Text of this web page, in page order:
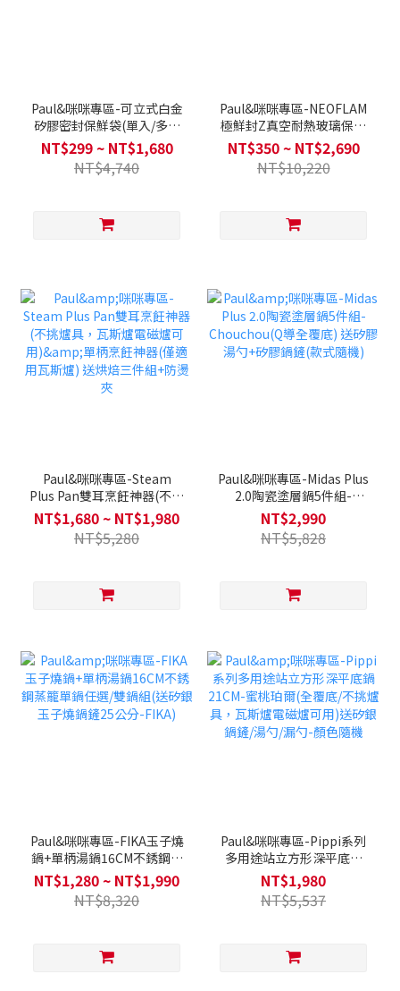
Paul&咪咪專區-可立式白金
矽膠密封保鮮袋(單入/多件
組)
NT$299 ~ NT$1,680
NT$4,740
Paul&咪咪專區-NEOFLAM
極鮮封Z真空耐熱玻璃保鮮
盒-長方形/正方形(多種容量
組合可選)
NT$350 ~ NT$2,690
NT$10,220
Paul&咪咪專區-Steam
Plus Pan雙耳烹飪神器(不挑
爐具，瓦斯爐電磁爐可用)&
單柄烹飪神器(僅適用瓦斯
爐) 送烘焙三件組+防燙夾
NT$1,680 ~ NT$1,980
NT$5,280
Paul&咪咪專區-Midas Plus
2.0陶瓷塗層鍋5件組-
Chouchou(Q導全覆底) 送
矽膠湯勺+矽膠鍋鏟(款式隨
機)
NT$2,990
NT$5,828
Paul&咪咪專區-FIKA玉子燒
鍋+單柄湯鍋16CM不銹鋼蒸
籠單鍋任選/雙鍋組(送矽銀
玉子燒鍋鏟25公分-FIKA)
NT$1,280 ~ NT$1,990
NT$8,320
Paul&咪咪專區-Pippi系列
多用途站立方形深平底鍋
21CM-蜜桃珀爾(全覆底/不
挑爐具，瓦斯爐電磁爐可用)
送矽銀鍋鏟/湯勺/漏勺-顏色
NT$1,980
NT$5,537